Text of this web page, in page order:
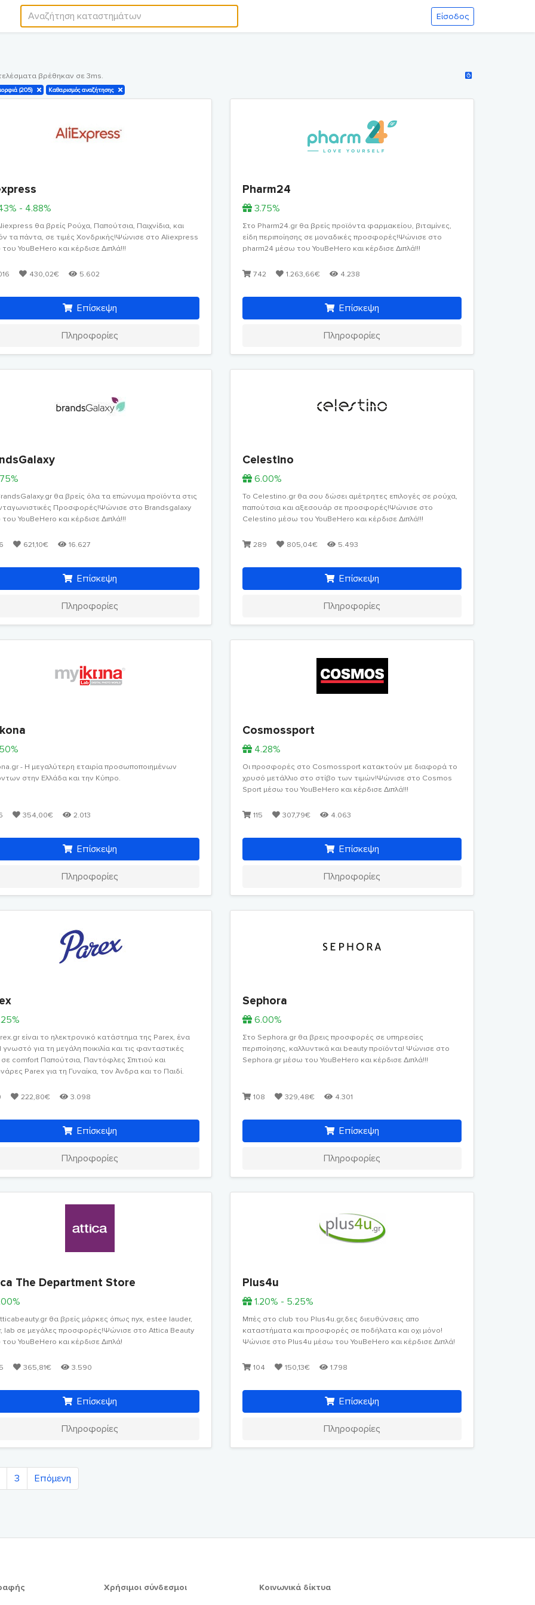
Είσοδος
βρέθηκαν σε 3ms.
(205) Καθαρισμός αναζήτησης
- 4.88%
θα βρείς Ρούχα, Παπούτσια, Παιχνίδια, και
τα πάντα, σε τιμές Χονδρικής!Ψώνισε στο Aliexpress
YouBeHero και κέρδισε Διπλά!!!
430,02€ 5.602
Επίσκεψη
Πληροφορίες
Pharm24
3.75%
Στο Pharm24.gr θα βρείς προϊόντα φαρμακείου, βιταμίνες,
είδη περιποίησης σε μοναδικές προσφορές!Ψώνισε στο
pharm24 μέσω του YouBeHero και κέρδισε Διπλά!!!
742 1.263,66€ 4.238
Επίσκεψη
Πληροφορίες
θα βρείς όλα τα επώνυμα προϊόντα στις
Προσφορές!Ψώνισε στο Brandsgalaxy
YouBeHero και κέρδισε Διπλά!!!
621,10€ 16.627
Επίσκεψη
Πληροφορίες
Celestino
6.00%
Το Celestino.gr θα σου δώσει αμέτρητες επιλογές σε ρούχα,
παπούτσια και αξεσουάρ σε προσφορές!Ψώνισε στο
Celestino μέσω του YouBeHero και κέρδισε Διπλά!!!
289 805,04€ 5.493
Επίσκεψη
Πληροφορίες
- H μεγαλύτερη εταιρία προσωποποιημένων
στην Ελλάδα και την Κύπρο.
354,00€ 2.013
Επίσκεψη
Πληροφορίες
Cosmossport
4.28%
Οι προσφορές στο Cosmossport κατακτούν με διαφορά το
χρυσό μετάλλιο στο στίβο των τιμών!Ψώνισε στο Cosmos
Sport μέσω του YouBeHero και κέρδισε Διπλά!!!
115 307,79€ 4.063
Επίσκεψη
Πληροφορίες
είναι το ηλεκτρονικό κατάστημα της Parex, ένα
γνωστό για τη μεγάλη ποικιλία και τις φανταστικές
σε comfort Παπούτσια, Παντόφλες Σπιτιού και
Parex για τη Γυναίκα, τον Άνδρα και το Παιδί.
222,80€ 3.098
Επίσκεψη
Πληροφορίες
Sephora
6.00%
Στο Sephora.gr θα βρεις προσφορές σε υπηρεσίες
περιποίησης, καλλυντικά και beauty προϊόντα! Ψώνισε στο
Sephora.gr μέσω του YouBeHero και κέρδισε Διπλά!!!
108 329,48€ 4.301
Επίσκεψη
Πληροφορίες
The Department Store
θα βρείς μάρκες όπως nyx, estee lauder,
lab σε μεγάλες προσφορές!Ψώνισε στο Attica Beauty
YouBeHero και κέρδισε Διπλά!
365,81€ 3.590
Επίσκεψη
Πληροφορίες
Plus4u
1.20% - 5.25%
Μπές στο club του Plus4u.gr,δες διευθύνσεις απο
καταστήματα και προσφορές σε ποδήλατα και οχι μόνο!
Ψώνισε στο Plus4u μέσω του YouBeHero και κέρδισε Διπλά!
104 150,13€ 1.798
Επίσκεψη
Πληροφορίες
3 Επόμενη
Χρήσιμοι σύνδεσμοι Κοινωνικά δίκτυα